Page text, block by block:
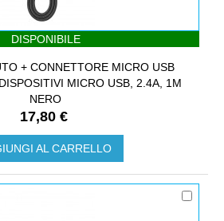
DISPONIBILE
+ CONNETTORE MICRO USB
MICRO USB, 2.4A, 1M
NERO
17,80 €
AL CARRELLO